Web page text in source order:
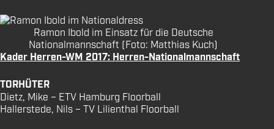
Ramon Ibold im Einsatz für die Deutsche
Nationalmannschaft (Foto: Matthias Kuch)
Kader Herren-WM 2017: Herren-Nationalmannschaft
TORHÜTER
Dietz, Mike – ETV Hamburg Floorball
Hallerstede, Nils – TV Lilienthal Floorball